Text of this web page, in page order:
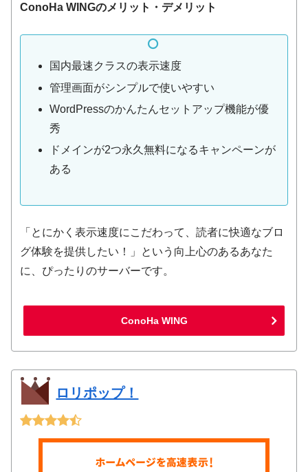
ConoHa WINGのメリット・デメリット
国内最速クラスの表示速度
管理画面がシンプルで使いやすい
WordPressのかんたんセットアップ機能が優
秀
ドメインが2つ永久無料になるキャンペーンが
ある
「とにかく表示速度にこだわって、読者に快適なブロ
グ体験を提供したい！」という向上心のあるあなた
に、ぴったりのサーバーです。
ConoHa WING
ロリポップ！